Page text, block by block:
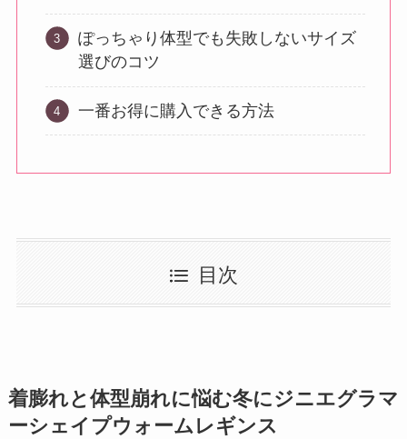
ぽっちゃり体型でも失敗しないサイズ
選びのコツ
一番お得に購入できる方法
目次
着膨れと体型崩れに悩む冬にジニエグラマ
ーシェイプウォームレギンス